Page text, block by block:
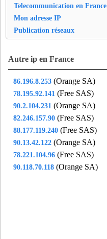
Telecommunication en France
Mon adresse IP
Publication réseaux
Autre ip en France
86.196.8.253 (Orange SA)
78.195.92.141 (Free SAS)
90.2.104.231 (Orange SA)
82.246.157.90 (Free SAS)
88.177.119.240 (Free SAS)
90.13.42.122 (Orange SA)
78.221.104.96 (Free SAS)
90.118.70.118 (Orange SA)